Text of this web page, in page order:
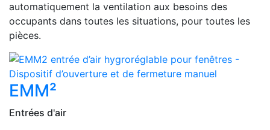
automatiquement la ventilation aux besoins des
occupants dans toutes les situations, pour toutes les
pièces.
EMM²
Entrées d'air